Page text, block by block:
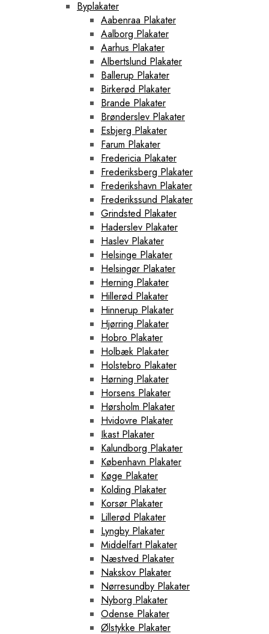
Byplakater
Aabenraa Plakater
Aalborg Plakater
Aarhus Plakater
Albertslund Plakater
Ballerup Plakater
Birkerød Plakater
Brande Plakater
Brønderslev Plakater
Esbjerg Plakater
Farum Plakater
Fredericia Plakater
Frederiksberg Plakater
Frederikshavn Plakater
Frederikssund Plakater
Grindsted Plakater
Haderslev Plakater
Haslev Plakater
Helsinge Plakater
Helsingør Plakater
Herning Plakater
Hillerød Plakater
Hinnerup Plakater
Hjørring Plakater
Hobro Plakater
Holbæk Plakater
Holstebro Plakater
Hørning Plakater
Horsens Plakater
Hørsholm Plakater
Hvidovre Plakater
Ikast Plakater
Kalundborg Plakater
København Plakater
Køge Plakater
Kolding Plakater
Korsør Plakater
Lillerød Plakater
Lyngby Plakater
Middelfart Plakater
Næstved Plakater
Nakskov Plakater
Nørresundby Plakater
Nyborg Plakater
Odense Plakater
Ølstykke Plakater